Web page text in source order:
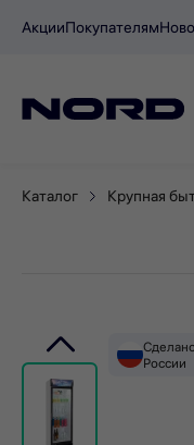
АкцииПокупателям
Каталог Крупная
России